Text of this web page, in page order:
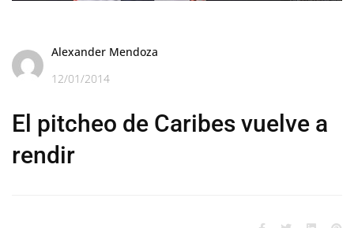
Alexander Mendoza
12/01/2014
El pitcheo de Caribes vuelve a
rendir